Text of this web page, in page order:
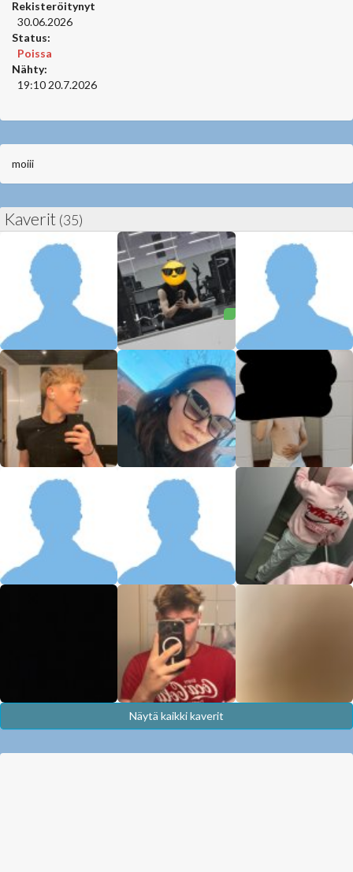
Rekisteröitynyt
30.06.2026
Status:
Poissa
Nähty:
19:10 20.7.2026
moiii
Kaverit (35)
Näytä kaikki kaverit